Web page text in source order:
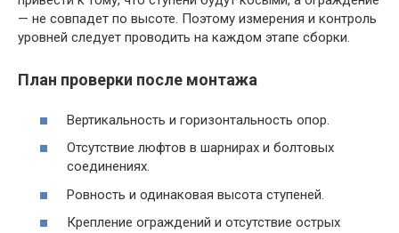
— не совпадет по высоте. Поэтому измерения и контроль
уровней следует проводить на каждом этапе сборки.
План проверки после монтажа
Вертикальность и горизонтальность опор.
Отсутствие люфтов в шарнирах и болтовых
соединениях.
Ровность и одинаковая высота ступеней.
Крепление ограждений и отсутствие острых